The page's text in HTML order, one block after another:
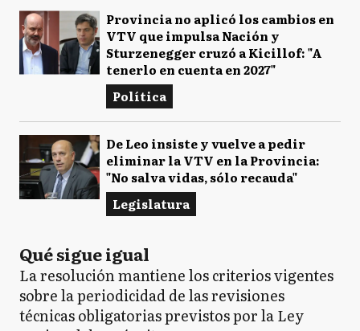
Provincia no aplicó los cambios en
VTV que impulsa Nación y
Sturzenegger cruzó a Kicillof: "A
tenerlo en cuenta en 2027"
Política
De Leo insiste y vuelve a pedir
eliminar la VTV en la Provincia:
"No salva vidas, sólo recauda"
Legislatura
Qué sigue igual
La resolución mantiene los criterios vigentes
sobre la periodicidad de las revisiones
técnicas obligatorias previstos por la Ley